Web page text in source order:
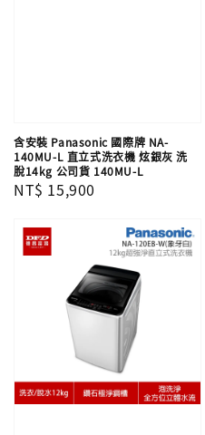
含安裝 Panasonic 國際牌 NA-
140MU-L 直立式洗衣機 炫銀灰 洗
脫14kg 公司貨 140MU-L
Regular
NT$ 15,900